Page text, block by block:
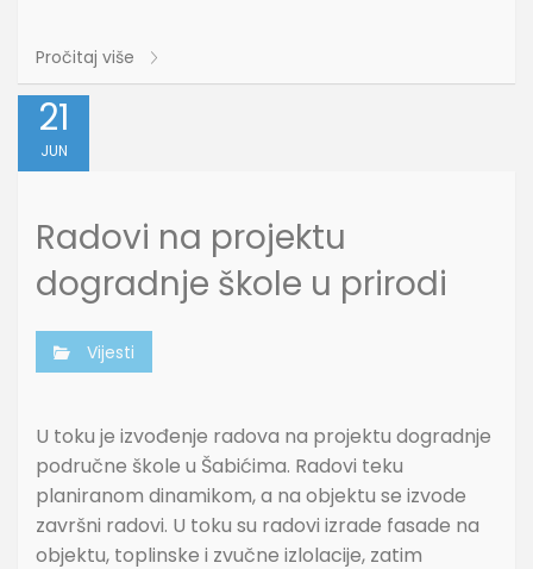
Pročitaj više
21
JUN
Radovi na projektu
dogradnje škole u prirodi
Vijesti
U toku je izvođenje radova na projektu dogradnje
područne škole u Šabićima. Radovi teku
planiranom dinamikom, a na objektu se izvode
završni radovi. U toku su radovi izrade fasade na
objektu, toplinske i zvučne izlolacije, zatim